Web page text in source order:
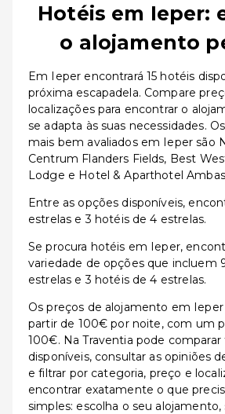
Hotéis em Ieper:
o alojamento
Em Ieper encontrará 15 hotéis
próxima escapadela. Compare
localizações para encontrar o
se adapta às suas necessidades.
mais bem avaliados em Ieper são
Centrum Flanders Fields, Best
Lodge e Hotel & Aparthotel
Entre as opções disponíveis,
estrelas e 3 hotéis de 4 estrelas.
Se procura hotéis em Ieper,
variedade de opções que incluem
estrelas e 3 hotéis de 4 estrelas.
Os preços de alojamento em
partir de 100€ por noite, com um
100€. Na Traventia pode
disponíveis, consultar as opiniões
e filtrar por categoria, preço e
encontrar exatamente o que
simples: escolha o seu alojamento,